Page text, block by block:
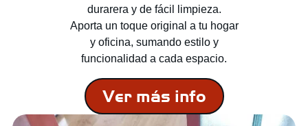
durarera y de fácil limpieza.
Aporta un toque original a tu hogar
y oficina, sumando estilo y
funcionalidad a cada espacio.
Ver más info